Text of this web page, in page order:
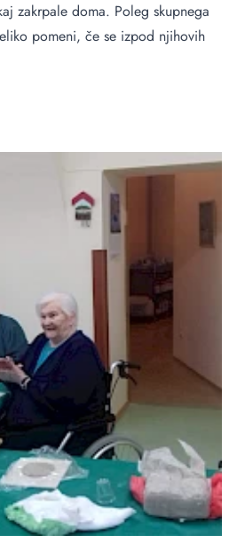
zakrpale doma. Poleg skupnega
pomeni, če se izpod njihovih